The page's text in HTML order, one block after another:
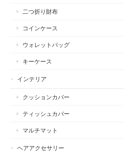
二つ折り財布
コインケース
ウォレットバッグ
キーケース
インテリア
クッションカバー
ティッシュカバー
マルチマット
ヘアアクセサリー